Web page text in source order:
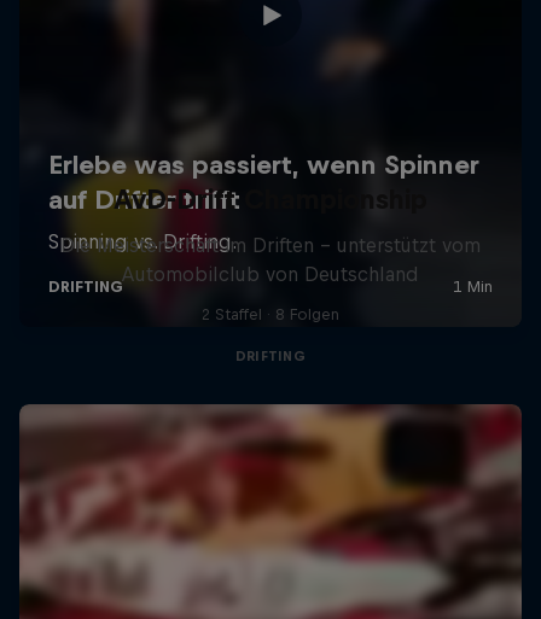
AvD-Drift Championship
Die Meisterschaft im Driften – unterstützt vom
Automobilclub von Deutschland
2 Staffel · 8 Folgen
DRIFTING